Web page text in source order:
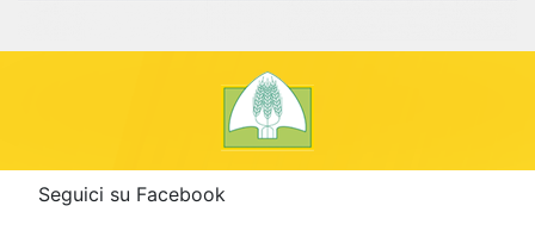
Seguici su Facebook